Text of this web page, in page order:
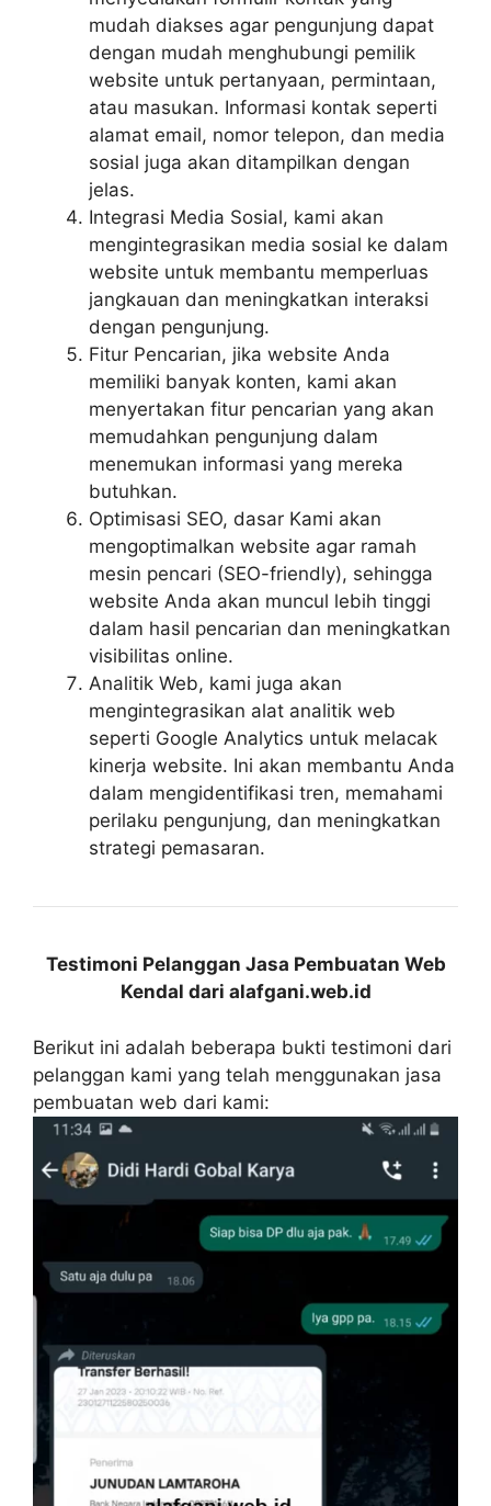
mudah diakses agar pengunjung dapat
dengan mudah menghubungi pemilik
website untuk pertanyaan, permintaan,
atau masukan. Informasi kontak seperti
alamat email, nomor telepon, dan media
sosial juga akan ditampilkan dengan
jelas.
Integrasi Media Sosial, kami akan
mengintegrasikan media sosial ke dalam
website untuk membantu memperluas
jangkauan dan meningkatkan interaksi
dengan pengunjung.
Fitur Pencarian, jika website Anda
memiliki banyak konten, kami akan
menyertakan fitur pencarian yang akan
memudahkan pengunjung dalam
menemukan informasi yang mereka
butuhkan.
Optimisasi SEO, dasar Kami akan
mengoptimalkan website agar ramah
mesin pencari (SEO-friendly), sehingga
website Anda akan muncul lebih tinggi
dalam hasil pencarian dan meningkatkan
visibilitas online.
Analitik Web, kami juga akan
mengintegrasikan alat analitik web
seperti Google Analytics untuk melacak
kinerja website. Ini akan membantu Anda
dalam mengidentifikasi tren, memahami
perilaku pengunjung, dan meningkatkan
strategi pemasaran.
Testimoni Pelanggan Jasa Pembuatan Web
Kendal dari alafgani.web.id
Berikut ini adalah beberapa bukti testimoni dari
pelanggan kami yang telah menggunakan jasa
pembuatan web dari kami: